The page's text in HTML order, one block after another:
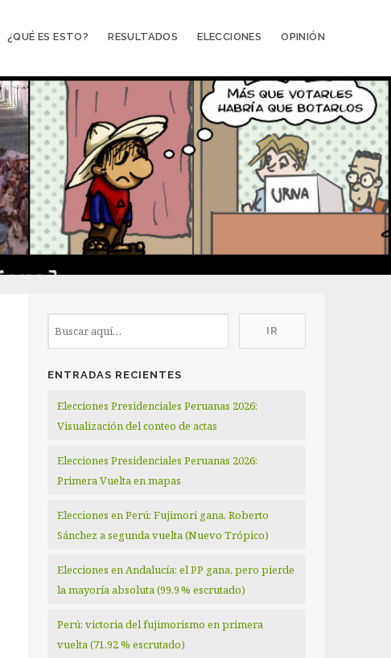
¿QUÉ ES ESTO? RESULTADOS ELECCIONES OPINIÓN
ENTRADAS RECIENTES
Elecciones Presidenciales Peruanas 2026:
Visualización del conteo de actas
Elecciones Presidenciales Peruanas 2026:
Primera Vuelta en mapas
Elecciones en Perú: Fujimori gana, Roberto
Sánchez a segunda vuelta (Nuevo Trópico)
Elecciones en Andalucía: el PP gana, pero pierde
la mayoría absoluta (99,9 % escrutado)
Perú: victoria del fujimorismo en primera
vuelta (71,92 % escrutado)